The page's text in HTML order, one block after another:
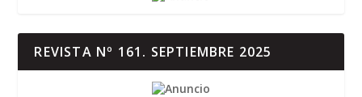
REVISTA Nº 161. SEPTIEMBRE 2025